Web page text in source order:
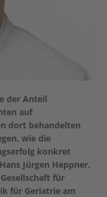
der Anteil
auf
dort behandelten
wie die
konkret
Jürgen Heppner,
für
für Geriatrie am